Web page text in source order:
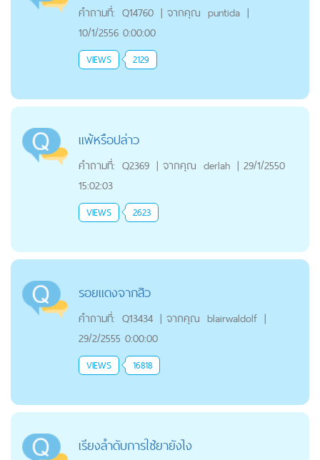
คำถามที่: Q14760 | จากคุณ puntida |
10/1/2556 0:00:00
VIEWS 2129
แพ้หรือปล่าว
คำถามที่: Q2369 | จากคุณ derlah | 29/1/2550
15:02:03
VIEWS 2623
รอยแดงจากสิว
คำถามที่: Q13434 | จากคุณ blairwaldolf |
29/2/2555 0:00:00
VIEWS 16818
เรียงลำดับการใช้ยายังไง